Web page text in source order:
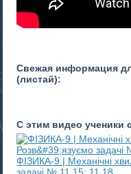
Свежая информация
(листай):
С этим видео ученики
ФІЗИКА-9 | Механічні